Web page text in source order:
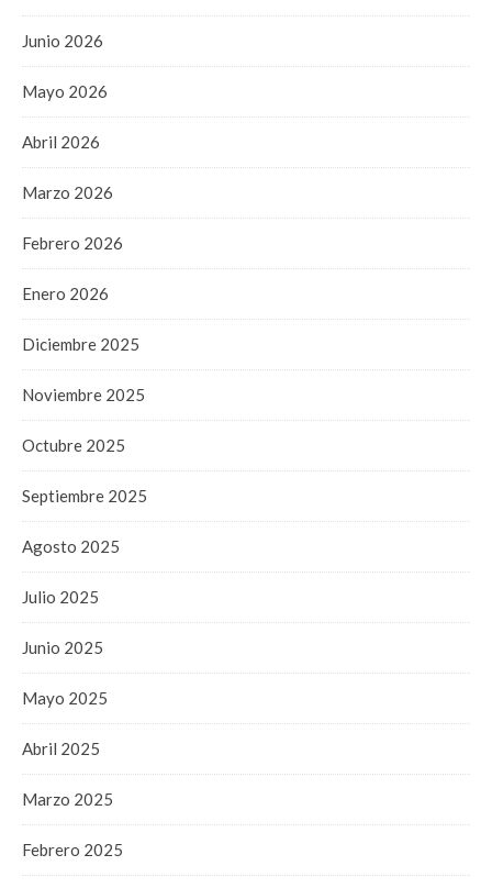
Junio 2026
Mayo 2026
Abril 2026
Marzo 2026
Febrero 2026
Enero 2026
Diciembre 2025
Noviembre 2025
Octubre 2025
Septiembre 2025
Agosto 2025
Julio 2025
Junio 2025
Mayo 2025
Abril 2025
Marzo 2025
Febrero 2025